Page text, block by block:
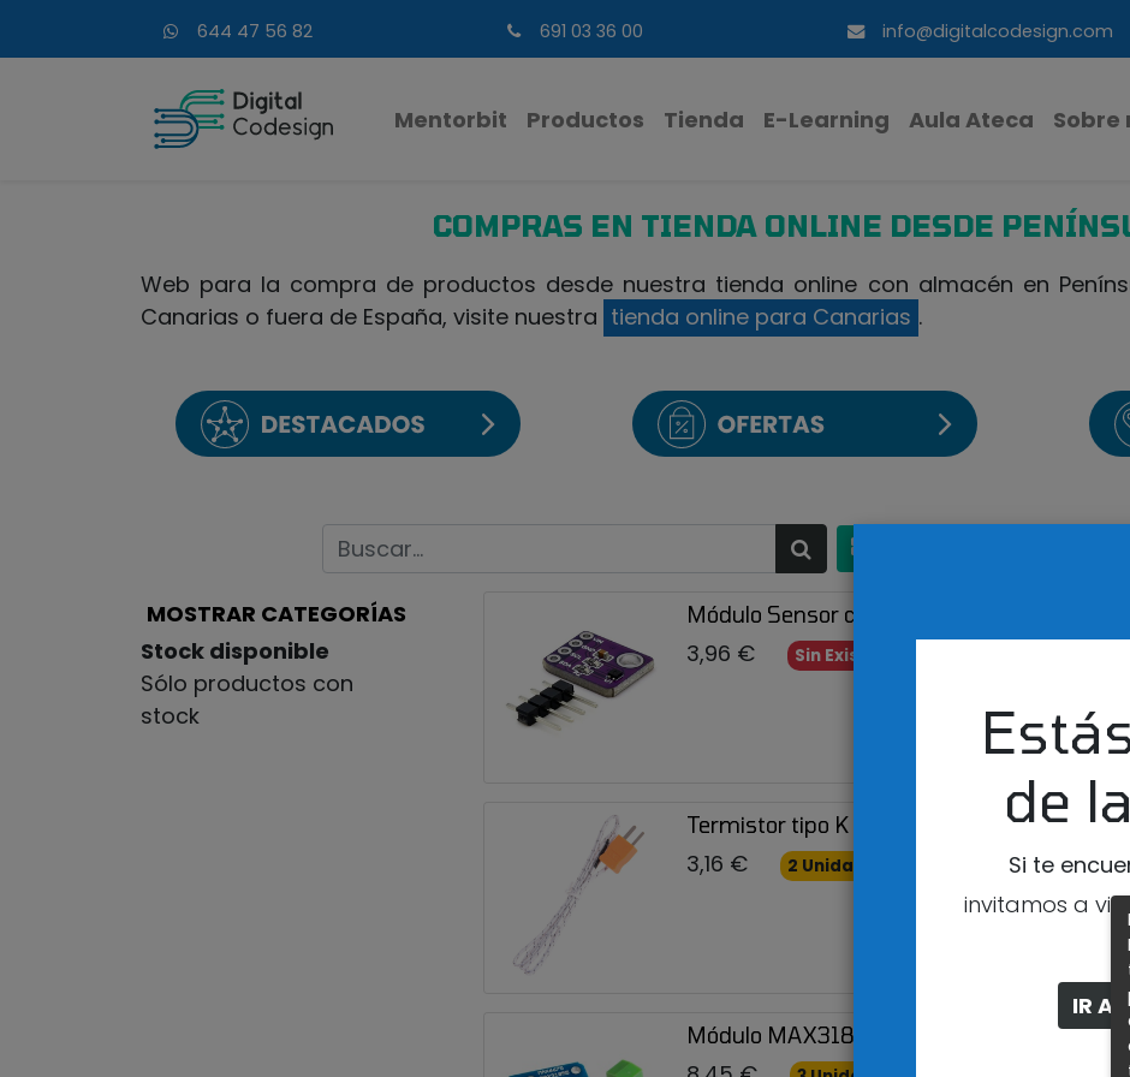
644 47 56 82 691 03 36 00 info@digitalcodesign.com
Mentorbit Productos Tienda E-Learning Aula Ateca Sobre
COMPRAS EN TIENDA ONLINE DESDE
de la
Si te
invitamos a
IR A
Web para la compra de productos desde nuestra tienda online con almacén en
Canarias o fuera de España, visite nuestra tienda online para Canarias .
MOSTRAR CATEGORÍAS
Stock disponible
Sólo productos con
stock
Módulo Sensor de humedad y temperatura
3,96 € Sin Existencias
Termistor tipo K de 1 metro de longitud
3,16 € 2 Unidades disponibles
Módulo MAX31855 para sensor de